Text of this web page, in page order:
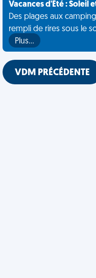
Vacances d'Été : Soleil
Des plages aux
rempli de rires sous le
Plus…
VDM PRÉCÉDENTE